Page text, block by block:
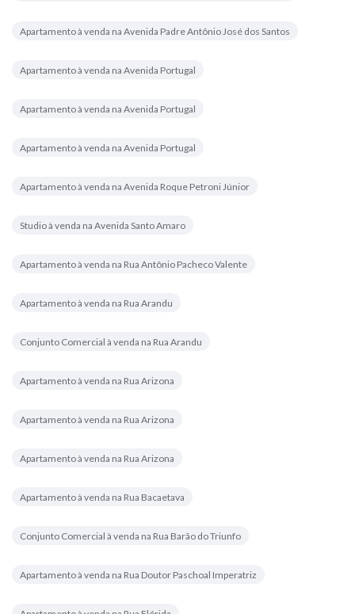
Apartamento à venda na Avenida Padre Antônio José dos Santos
Apartamento à venda na Avenida Portugal
Apartamento à venda na Avenida Portugal
Apartamento à venda na Avenida Portugal
Apartamento à venda na Avenida Roque Petroni Júnior
Studio à venda na Avenida Santo Amaro
Apartamento à venda na Rua Antônio Pacheco Valente
Apartamento à venda na Rua Arandu
Conjunto Comercial à venda na Rua Arandu
Apartamento à venda na Rua Arizona
Apartamento à venda na Rua Arizona
Apartamento à venda na Rua Arizona
Apartamento à venda na Rua Bacaetava
Conjunto Comercial à venda na Rua Barão do Triunfo
Apartamento à venda na Rua Doutor Paschoal Imperatriz